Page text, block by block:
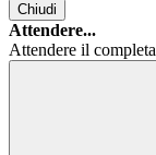
Chiudi
Attendere...
Attendere il